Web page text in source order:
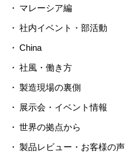
マレーシア編
社内イベント・部活動
China
社風・働き方
製造現場の裏側
展示会・イベント情報
世界の拠点から
製品レビュー・お客様の声